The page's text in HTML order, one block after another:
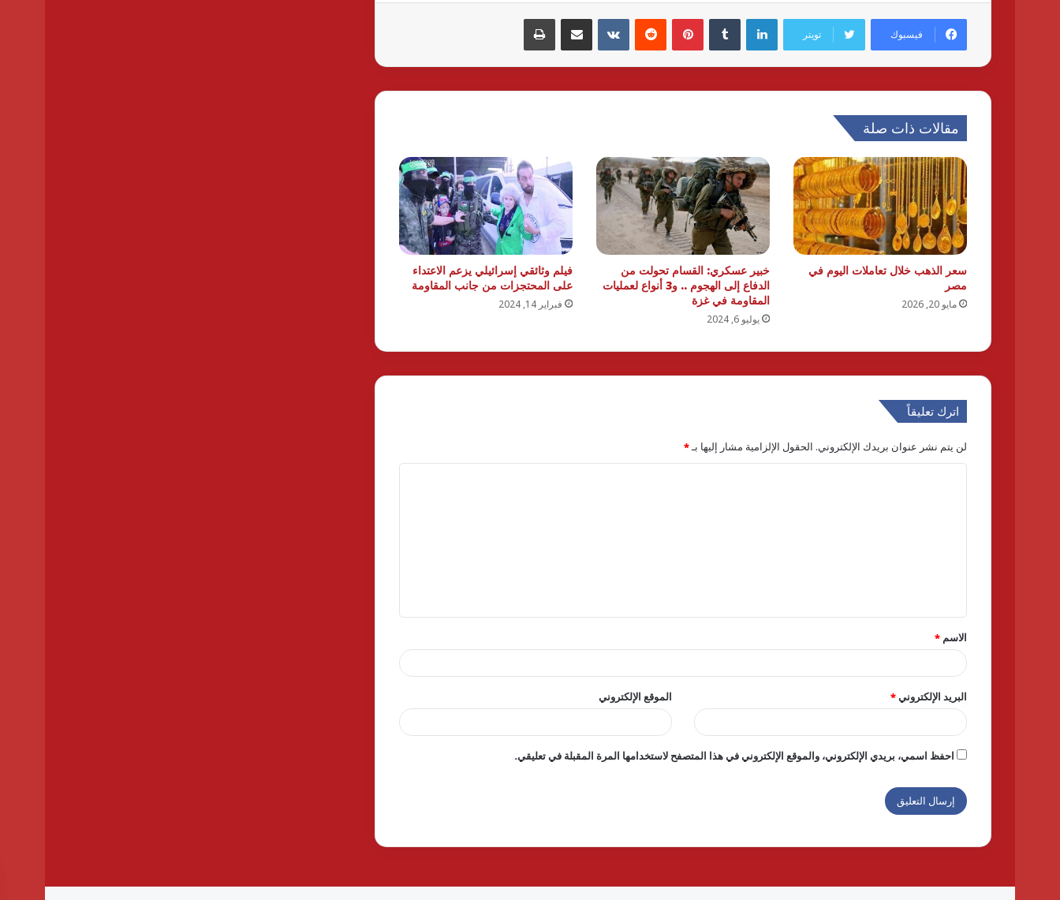
فيسبوك تويتر
لينكدإن بينتيريست مشاركة عبر البريد طباعة
مقالات ذات صلة
سعر الذهب خلال تعاملات اليوم في
مصر
مايو 20, 2026
خبير عسكري: القسام تحولت من
الدفاع إلى الهجوم .. و3 أنواع لعمليات
المقاومة في غزة
يوليو 6, 2024
فيلم وثائقي إسرائيلي يزعم الاعتداء
على المحتجزات من جانب المقاومة
فبراير 14, 2024
اترك تعليقاً
لن يتم نشر عنوان بريدك الإلكتروني. الحقول الإلزامية مشار إليها بـ*
ق
*
الاسم *
البريد الإلكتروني* الموقع الإلكتروني
احفظ اسمي، بريدي الإلكتروني، والموقع الإلكتروني في هذا المتصفح لاستخدامها المرة المقبلة في تعليقي.